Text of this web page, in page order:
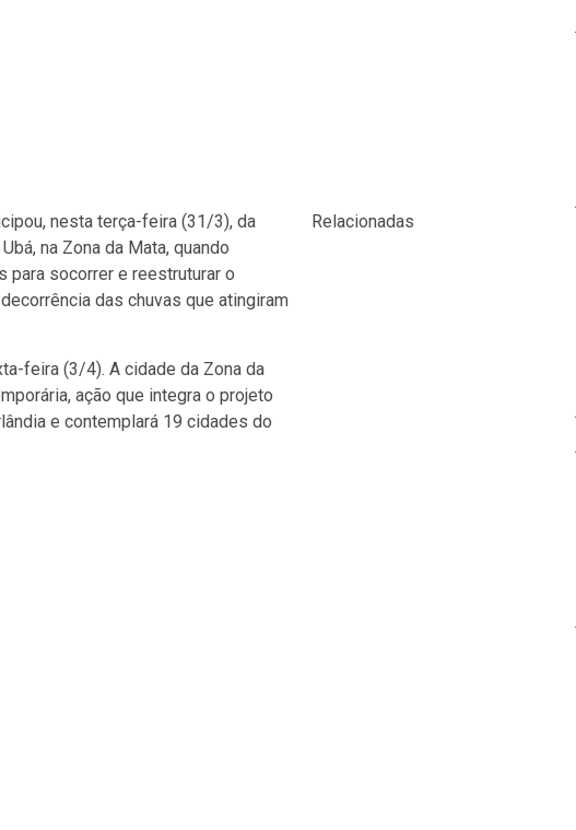
Relacionadas
nesta terça-feira (31/3), da
na Zona da Mata, quando
para socorrer e reestruturar o
das chuvas que atingiram
feira (3/4). A cidade da Zona da
ação que integra o projeto
e contemplará 19 cidades do